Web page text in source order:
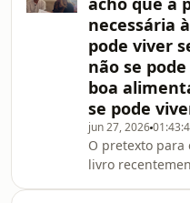
Zigurate, e
Susan Sontag e
edição de
de Alda
D&#39;
distintas que,
Como costuma
necessária
pode viver
não se
boa
se pode
jun 27, 2026
O pretexto para
livro